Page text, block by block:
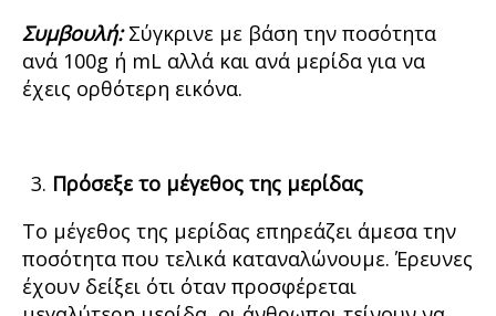
Συμβουλή:Σύγκρινε με βάση την ποσότητα
ανά 100g ή mL αλλά και ανά μερίδα για να
έχεις ορθότερη εικόνα.
Πρόσεξε το μέγεθος της μερίδας
Το μέγεθος της μερίδας επηρεάζει άμεσα την
ποσότητα που τελικά καταναλώνουμε. Έρευνες
έχουν δείξει ότι όταν προσφέρεται